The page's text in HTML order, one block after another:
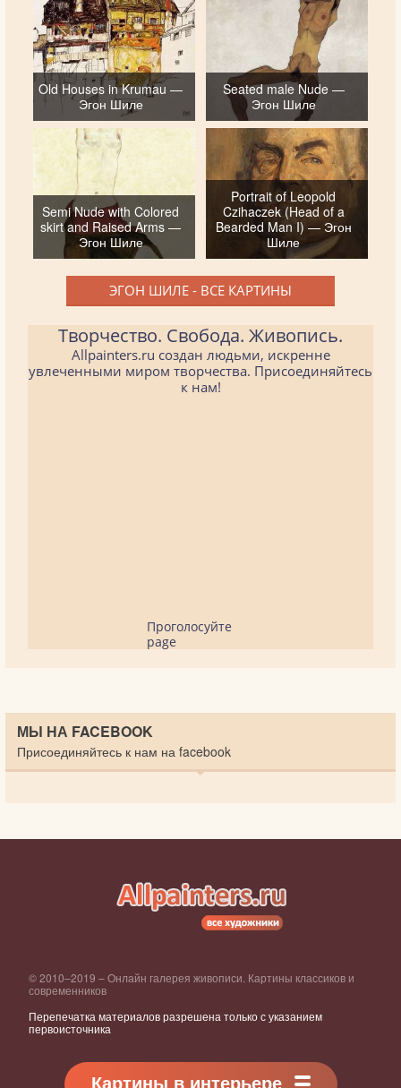
Old Houses in Krumau —
Эгон Шиле
Seated male Nude —
Эгон Шиле
Semi Nude with Colored
skirt and Raised Arms —
Эгон Шиле
Portrait of Leopold
Czihaczek (Head of a
Bearded Man I) — Эгон
Шиле
ЭГОН ШИЛЕ - ВСЕ КАРТИНЫ
Творчество. Свобода. Живопись.
Allpainters.ru создан людьми, искренне
увлеченными миром творчества. Присоединяйтесь
к нам!
Проголосуйте
page
МЫ НА FACEBOOK
Присоединяйтесь к нам на facebook
© 2010–2019 – Онлайн галерея живописи. Картины классиков и
современников
Перепечатка материалов разрешена только с указанием
первоисточника
Картины в интерьере